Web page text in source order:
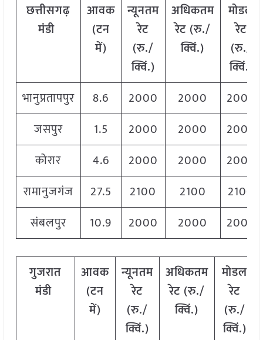
छत्तीसगढ़
मंडी
आवक
(टन
में)
न्यूनतम
रेट
(रु./
क्विं.)
अधिकतम
रेट (रु./
क्विं.)
मोडल
रेट
(रु./
क्विं.)
भानुप्रतापपुर
8.6 2000 2000
2000
जसपुर
1.5 2000 2000
2000
कोरार
4.6 2000 2000
2000
रामानुजगंज
27.5 2100 2100
2100
संबलपुर
10.9 2000 2000 2000
गुजरात
मंडी
आवक
(टन
में)
न्यूनतम
रेट
(रु./
क्विं.)
अधिकतम
रेट (रु./
क्विं.)
मोडल
रेट
(रु./
क्विं.)